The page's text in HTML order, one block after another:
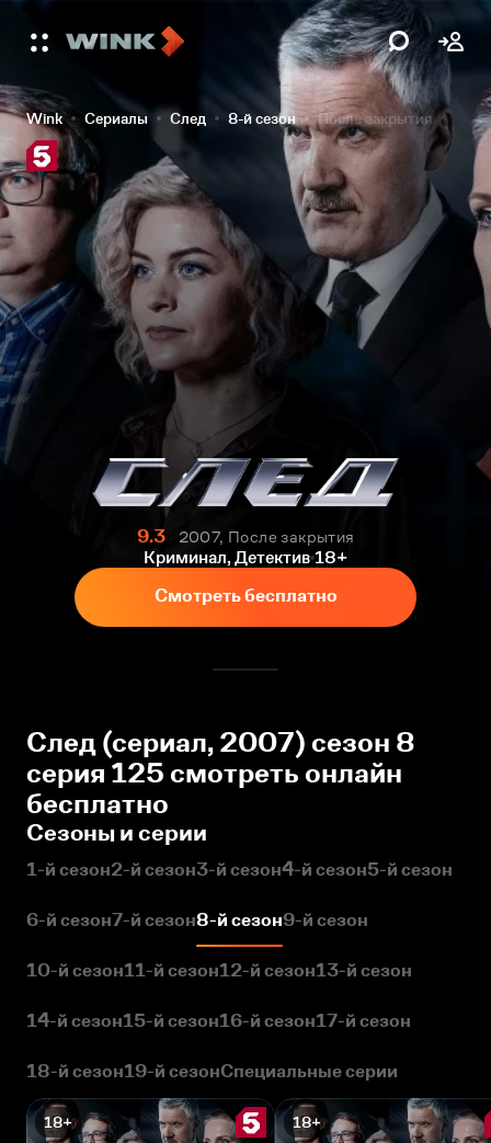
Wink Сериалы След 8-й сезон После закрытия
9.3
2007, После закрытия
Криминал, Детектив 18+
Смотреть бесплатно
След (сериал, 2007) сезон 8
серия 125 смотреть онлайн
бесплатно
Сезоны и серии
1-й сезон2-й сезон3-й сезон4-й сезон5-й сезон
6-й сезон7-й сезон8-й сезон9-й сезон
10-й сезон11-й сезон12-й сезон13-й сезон
14-й сезон15-й сезон16-й сезон17-й сезон
18-й сезон19-й сезонСпециальные серии
18+ 18+